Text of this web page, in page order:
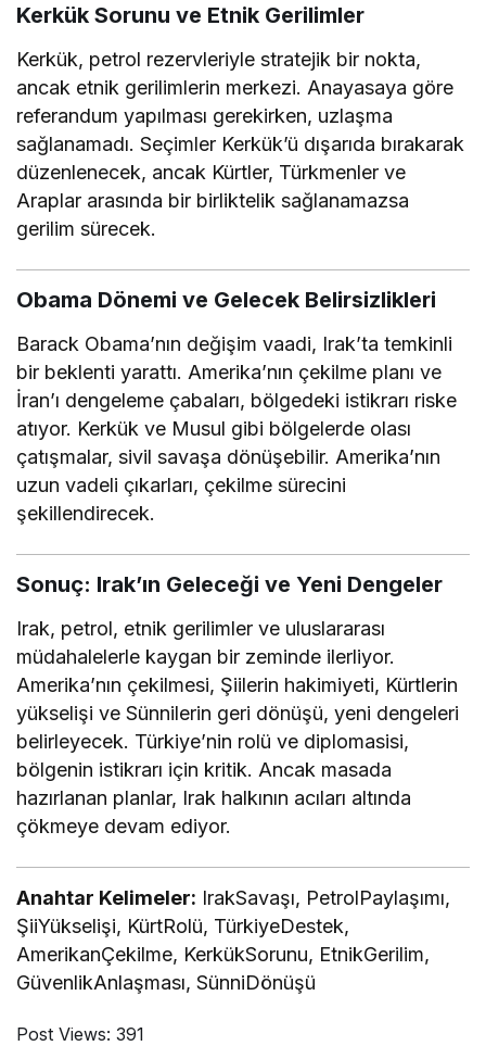
Kerkük Sorunu ve Etnik Gerilimler
Kerkük, petrol rezervleriyle stratejik bir nokta,
ancak etnik gerilimlerin merkezi. Anayasaya göre
referandum yapılması gerekirken, uzlaşma
sağlanamadı. Seçimler Kerkük’ü dışarıda bırakarak
düzenlenecek, ancak Kürtler, Türkmenler ve
Araplar arasında bir birliktelik sağlanamazsa
gerilim sürecek.
Obama Dönemi ve Gelecek Belirsizlikleri
Barack Obama’nın değişim vaadi, Irak’ta temkinli
bir beklenti yarattı. Amerika’nın çekilme planı ve
İran’ı dengeleme çabaları, bölgedeki istikrarı riske
atıyor. Kerkük ve Musul gibi bölgelerde olası
çatışmalar, sivil savaşa dönüşebilir. Amerika’nın
uzun vadeli çıkarları, çekilme sürecini
şekillendirecek.
Sonuç: Irak’ın Geleceği ve Yeni Dengeler
Irak, petrol, etnik gerilimler ve uluslararası
müdahalelerle kaygan bir zeminde ilerliyor.
Amerika’nın çekilmesi, Şiilerin hakimiyeti, Kürtlerin
yükselişi ve Sünnilerin geri dönüşü, yeni dengeleri
belirleyecek. Türkiye’nin rolü ve diplomasisi,
bölgenin istikrarı için kritik. Ancak masada
hazırlanan planlar, Irak halkının acıları altında
çökmeye devam ediyor.
Anahtar Kelimeler: IrakSavaşı, PetrolPaylaşımı,
ŞiiYükselişi, KürtRolü, TürkiyeDestek,
AmerikanÇekilme, KerkükSorunu, EtnikGerilim,
GüvenlikAnlaşması, SünniDönüşü
Post Views: 391